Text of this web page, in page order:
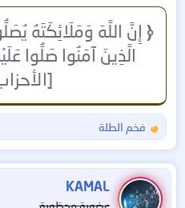
﴿ إِنَّ اللَّهَ وَمَلَائِكَتَهُ
الَّذِينَ آمَنُوا صَلُّوا
[الأحزاب:
ل
ت
ف
ا
فخم الطلة
KAMAL